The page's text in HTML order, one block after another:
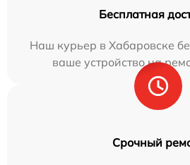
Бесплатная
Наш курьер в Хабаровске
ваше устройство на
Срочный